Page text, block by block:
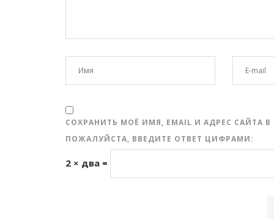
СОХРАНИТЬ МОЁ ИМЯ, EMAIL И АДРЕС
ПОЖАЛУЙСТА, ВВЕДИТЕ ОТВЕТ ЦИФРАМИ:
2 × два =